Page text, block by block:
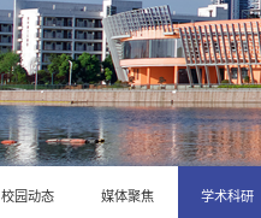
校园动态 媒体聚焦 学术科研